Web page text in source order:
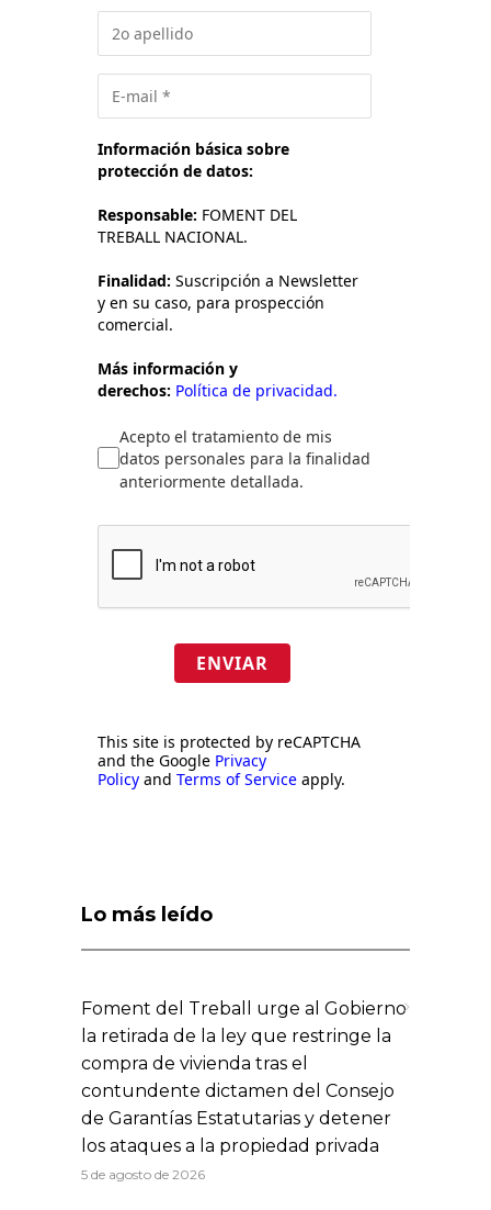
Información básica sobre
protección de datos:
Responsable: FOMENT DEL
TREBALL NACIONAL.
Finalidad: Suscripción a Newsletter
y en su caso, para prospección
comercial.
Más información y
derechos: Política de privacidad.
Acepto el tratamiento de mis
datos personales para la finalidad
anteriormente detallada.
ENVIAR
This site is protected by reCAPTCHA
and the Google Privacy
Policy and Terms of Service apply.
Lo más leído
Foment del Treball urge al Gobierno
la retirada de la ley que restringe la
compra de vivienda tras el
contundente dictamen del Consejo
de Garantías Estatutarias y detener
los ataques a la propiedad privada
5 de agosto de 2026